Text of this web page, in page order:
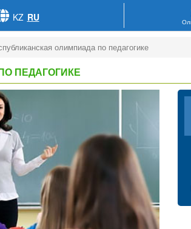
олимпиада по педагогике
ПЕДАГОГИКЕ
KZ RU